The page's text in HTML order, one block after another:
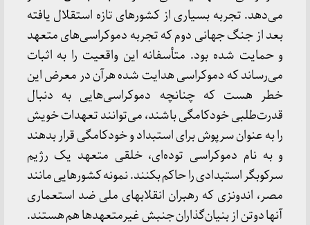
می‌دهد. تجربه بسیاری از کشورهای تازه استقلال یافته
بعد از جنگ جهانی دوم که تجربه دموکراسی‌های متعهد
و حمایت شده بود. متأسفانه این واقعیت را به اثبات
می‌رساند که دموکراسی هدایت شده هرآن در معرض این
خطر هست که چنانچه دموکراسی‌هایی به دنبال
قدرت‌طلبی خودکامگی باشند، می‌توانند تعهدات خویش
را به عنوان سرپوش برای استبداد و خودکامگی قرار بدهند
و به نام دموکراسی توده‌ای، خلقی متعهد یک رژیم
سرکوبگر استبدادی را حاکم بکنند. نمونه کشورهایی مانند
مصر، اندونزی که رهبران انقلابهای ملی ضد استعماری
آنها دوتن از بنیان‌گذاران جنبش غیرمتعهدها هم هستند.